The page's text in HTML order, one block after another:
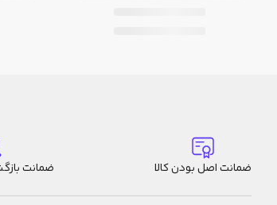
ضمانت اصل بودن کالا ضمانت